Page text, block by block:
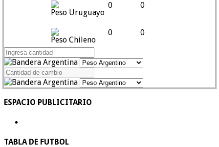
Peso Uruguayo
0 0
Peso Chileno
0 0
ESPACIO PUBLICITARIO
TABLA DE FUTBOL